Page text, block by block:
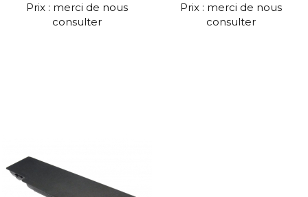
Prix : merci de nous
consulter
Prix : merci de nous
consulter